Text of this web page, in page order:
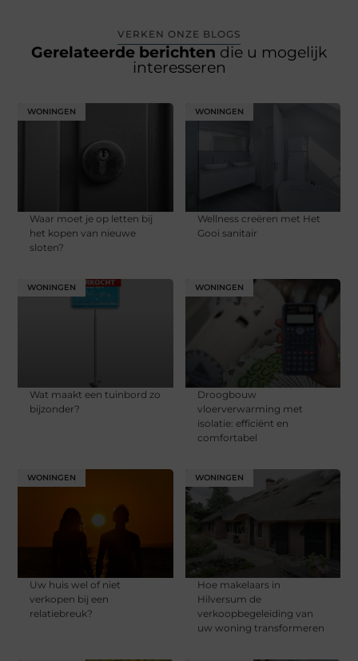
VERKEN ONZE BLOGS
Gerelateerde berichten die u mogelijk
interesseren
WONINGEN
Waar moet je op letten bij
het kopen van nieuwe
sloten?
WONINGEN
Wellness creëren met Het
Gooi sanitair
WONINGEN
Wat maakt een tuinbord zo
bijzonder?
WONINGEN
Droogbouw
vloerverwarming met
isolatie: efficiënt en
comfortabel
WONINGEN
Uw huis wel of niet
verkopen bij een
relatiebreuk?
WONINGEN
Hoe makelaars in
Hilversum de
verkoopbegeleiding van
uw woning transformeren